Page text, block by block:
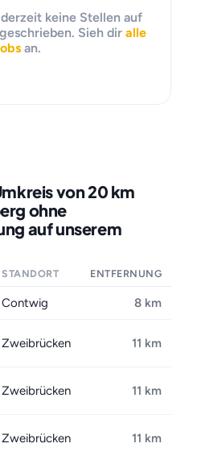
keine Stellen auf
Sieh dir alle
an.
von 20 km
ohne
auf unserem
STANDORT ENTFERNUNG
Contwig 8 km
Zweibrücken 11 km
Zweibrücken 11 km
Zweibrücken 11 km